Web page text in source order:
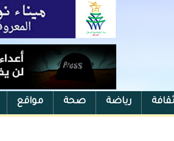
ثقافة رياضة صحة مواقع